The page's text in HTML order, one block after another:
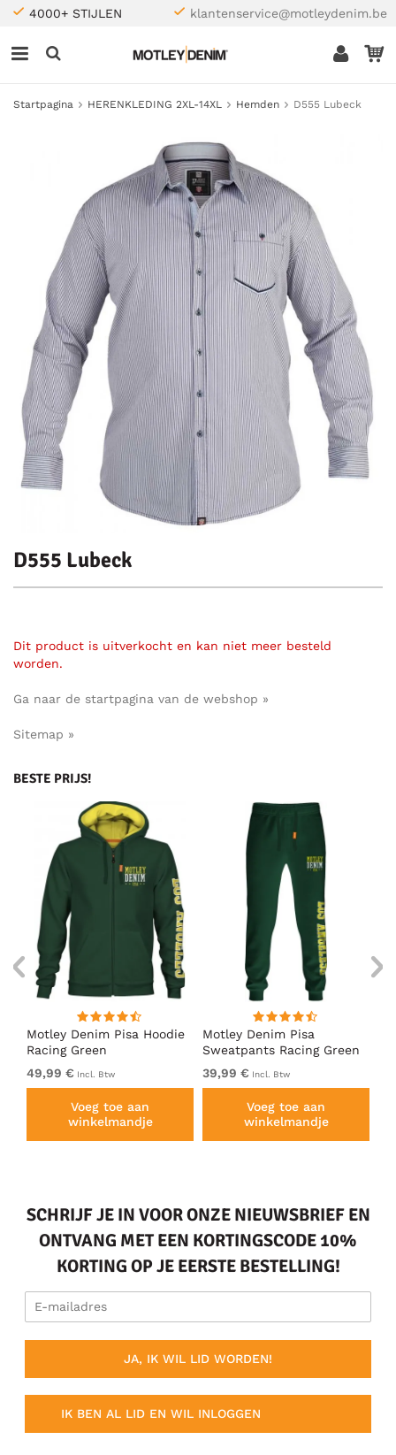
4000+ STIJLEN klantenservice@motleydenim.be
Startpagina HERENKLEDING 2XL-14XL Hemden D555 Lubeck
D555 Lubeck
Dit product is uitverkocht en kan niet meer besteld
worden.
Ga naar de startpagina van de webshop »
Sitemap »
BESTE PRIJS!
Motley Denim Pisa Hoodie
Racing Green
49,99 € Incl. Btw
Voeg toe aan
winkelmandje
Motley Denim Pisa
Sweatpants Racing Green
39,99 € Incl. Btw
Voeg toe aan
winkelmandje
SCHRIJF JE IN VOOR ONZE NIEUWSBRIEF EN
ONTVANG MET EEN KORTINGSCODE 10%
KORTING OP JE EERSTE BESTELLING!
JA, IK WIL LID WORDEN!
IK BEN AL LID EN WIL INLOGGEN